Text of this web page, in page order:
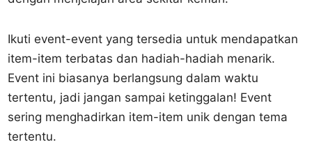
Ikuti event-event yang tersedia untuk mendapatkan
item-item terbatas dan hadiah-hadiah menarik.
Event ini biasanya berlangsung dalam waktu
tertentu, jadi jangan sampai ketinggalan! Event
sering menghadirkan item-item unik dengan tema
tertentu.